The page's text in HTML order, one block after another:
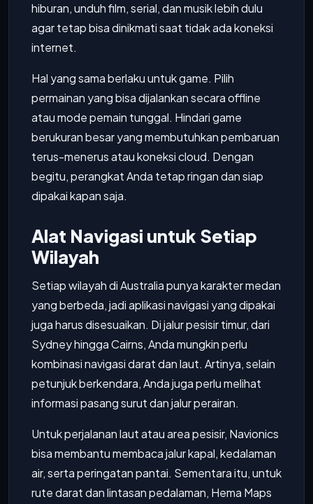
hiburan, unduh film, serial, dan musik lebih dulu
agar tetap bisa dinikmati saat tidak ada koneksi
internet.
Hal yang sama berlaku untuk game. Pilih
permainan yang bisa dijalankan secara offline
atau mode pemain tunggal. Hindari game
berukuran besar yang membutuhkan pembaruan
terus-menerus atau koneksi cloud. Dengan
begitu, perangkat Anda tetap ringan dan siap
dipakai kapan saja.
Alat Navigasi untuk Setiap
Wilayah
Setiap wilayah di Australia punya karakter medan
yang berbeda, jadi aplikasi navigasi yang dipakai
juga harus disesuaikan. Di jalur pesisir timur, dari
Sydney hingga Cairns, Anda mungkin perlu
kombinasi navigasi darat dan laut. Artinya, selain
petunjuk berkendara, Anda juga perlu melihat
informasi pasang surut dan jalur perairan.
Untuk perjalanan laut atau area pesisir, Navionics
bisa membantu membaca jalur kapal, kedalaman
air, serta peringatan pantai. Sementara itu, untuk
rute darat dan lintasan pedalaman, Hema Maps